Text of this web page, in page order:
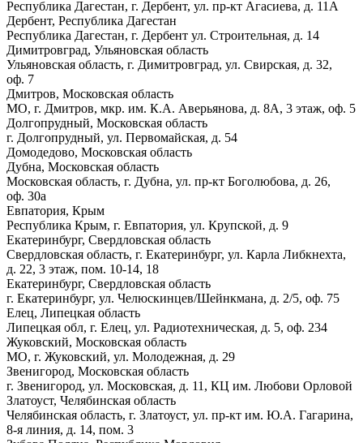
Республика Дагестан, г. Дербент, ул. пр-кт Агасиева, д. 11А
Дербент, Республика Дагестан
Республика Дагестан, г. Дербент ул. Строительная, д. 14
Димитровград, Ульяновская область
Ульяновская область, г. Димитровград, ул. Свирская, д. 32,
оф. 7
Дмитров, Московская область
МО, г. Дмитров, мкр. им. К.А. Аверьянова, д. 8А, 3 этаж, оф. 5
Долгопрудный, Московская область
г. Долгопрудный, ул. Первомайская, д. 54
Домодедово, Московская область
Дубна, Московская область
Московская область, г. Дубна, ул. пр-кт Боголюбова, д. 26,
оф. 30а
Евпатория, Крым
Республика Крым, г. Евпатория, ул. Крупской, д. 9
Екатеринбург, Свердловская область
Свердловская область, г. Екатеринбург, ул. Карла Либкнехта,
д. 22, 3 этаж, пом. 10-14, 18
Екатеринбург, Свердловская область
г. Екатеринбург, ул. Челюскинцев/Шейнкмана, д. 2/5, оф. 75
Елец, Липецкая область
Липецкая обл, г. Елец, ул. Радиотехническая, д. 5, оф. 234
Жуковский, Московская область
МО, г. Жуковский, ул. Молодежная, д. 29
Звенигород, Московская область
г. Звенигород, ул. Московская, д. 11, КЦ им. Любови Орловой
Златоуст, Челябинская область
Челябинская область, г. Златоуст, ул. пр-кт им. Ю.А. Гагарина,
8-я линия, д. 14, пом. 3